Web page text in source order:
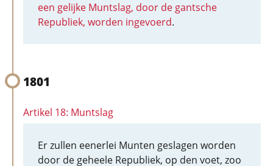
een gelijke Muntslag, door de gantsche
Republiek, worden ingevoerd.
1801
Artikel 18: Muntslag
Er zullen eenerlei Munten geslagen worden
door de geheele Republiek, op den voet, zoo